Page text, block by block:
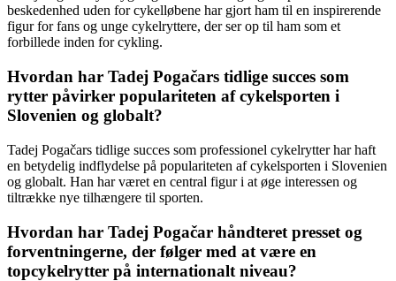
beskedenhed uden for cykelløbene har gjort ham til en inspirerende
figur for fans og unge cykelryttere, der ser op til ham som et
forbillede inden for cykling.
Hvordan har Tadej Pogačars tidlige succes som
rytter påvirker populariteten af cykelsporten i
Slovenien og globalt?
Tadej Pogačars tidlige succes som professionel cykelrytter har haft
en betydelig indflydelse på populariteten af cykelsporten i Slovenien
og globalt. Han har været en central figur i at øge interessen og
tiltrække nye tilhængere til sporten.
Hvordan har Tadej Pogačar håndteret presset og
forventningerne, der følger med at være en
topcykelrytter på internationalt niveau?